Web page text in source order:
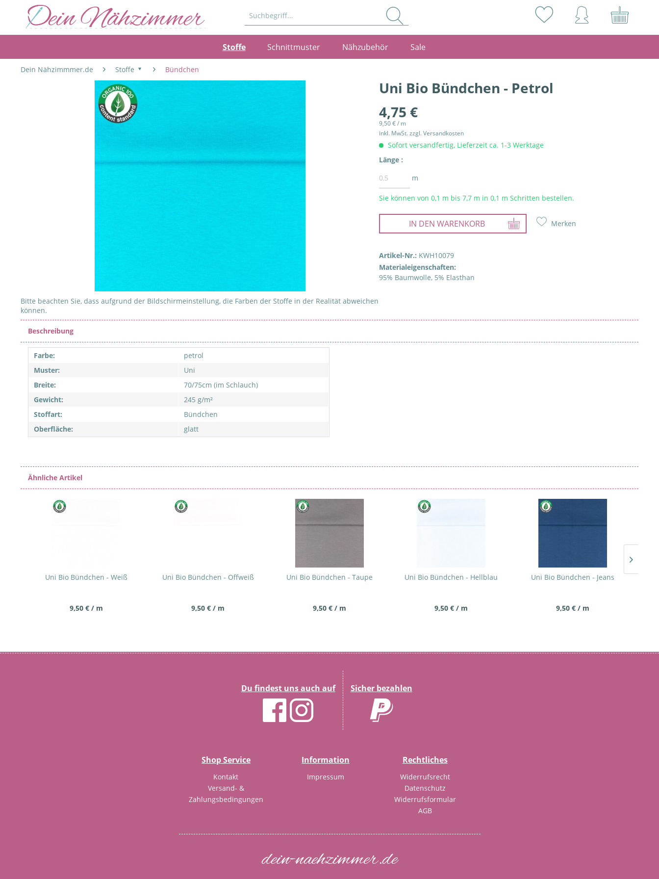
Stoffe Schnittmuster Nähzubehör Sale
Dein Nähzimmmer.de Stoffe Bündchen
Bitte beachten Sie, dass aufgrund der Bildschirmeinstellung, die Farben der Stoffe in der Realität abweichen
können.
Uni Bio Bündchen - Petrol
4,75 €
9,50 € / m
inkl. MwSt.zzgl. Versandkosten
Sofort versandfertig, Lieferzeit ca. 1-3 Werktage
Länge :
m
Sie können von 0,1 m bis 7,7m in 0,1 m Schritten bestellen.
IN DEN WARENKORB Merken
Artikel-Nr.: KWH10079
Materialeigenschaften:
95% Baumwolle, 5% Elasthan
Beschreibung
Farbe:
petrol
Muster:
Uni
Breite:
70/75cm (im Schlauch)
Gewicht:
245 g/m²
Stoffart:
Bündchen
Oberfläche:
glatt
Ähnliche Artikel
Uni Bio Bündchen - Weiß
9,50 € / m
Uni Bio Bündchen - Offweiß
9,50 € / m
Uni Bio Bündchen - Taupe
9,50 € / m
Uni Bio Bündchen - Hellblau
9,50 € / m
Uni Bio Bündchen - Jeans
9,50 € / m
Du findest uns auch auf Sicher bezahlen
Shop Service
Kontakt
Versand- &
Zahlungsbedingungen
Information
Impressum
Rechtliches
Widerrufsrecht
Datenschutz
Widerrufsformular
AGB
dein-naehzimmer.de